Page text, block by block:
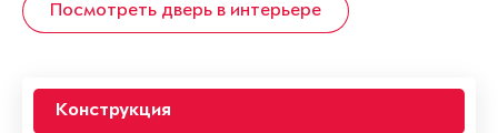
Посмотреть дверь в интерьере
Конструкция